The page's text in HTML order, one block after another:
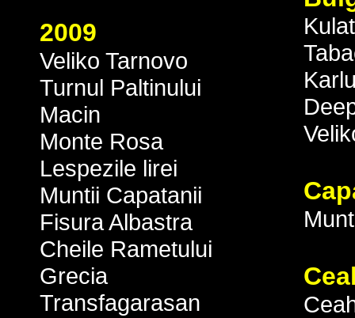
2009
Veliko Tarnovo
Turnul Paltinului
Macin
Monte Rosa
Lespezile lirei
Muntii Capatanii
Fisura Albastra
Cheile Rametului
Grecia
Transfagarasan